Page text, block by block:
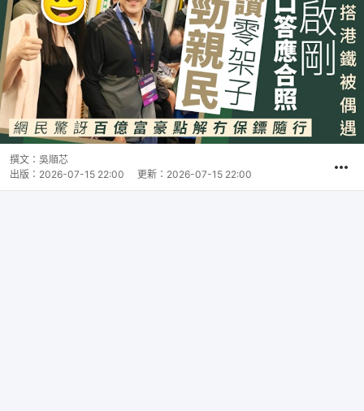
撰文： 吳順芯
出版： 2026-07-15 22:00 更新： 2026-07-15 22:00